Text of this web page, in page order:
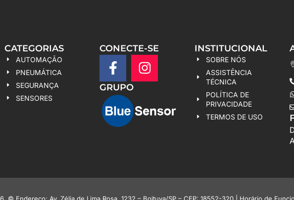
CATEGORIAS
AUTOMAÇÃO
PNEUMÁTICA
SEGURANÇA
SENSORES
CONECTE-SE
GRUPO
INSTITUCIONAL
SOBRE NÓS
ASSISTÊNCIA
TÉCNICA
POLÍTICA DE
PRIVACIDADE
TERMOS DE USO